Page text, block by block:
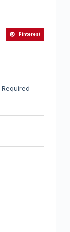
Pinterest
Required